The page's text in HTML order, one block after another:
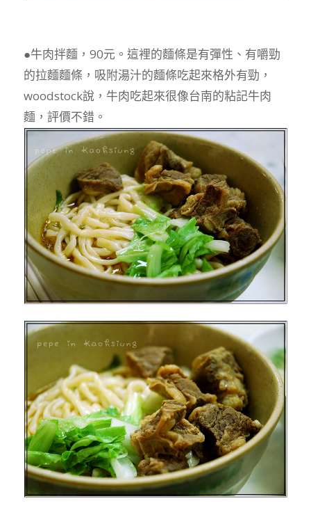
●牛肉拌麵，90元。這裡的麵條是有彈性、有嚼勁
的拉麵麵條，吸附湯汁的麵條吃起來格外有勁，
woodstock說，牛肉吃起來很像台南的粘記牛肉
麵，評價不錯。